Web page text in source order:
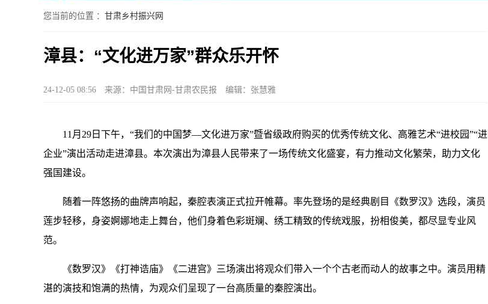
您当前的位置 ： 甘肃乡村振兴网
漳县：“文化进万家”群众乐开怀
24-12-05 08:56 来源：中国甘肃网-甘肃农民报 编辑：张慧雅
11月29日下午，“我们的中国梦—文化进万家”暨省级政府购买的优秀传统文化、高雅艺术“进校园”“进
企业”演出活动走进漳县。本次演出为漳县人民带来了一场传统文化盛宴，有力推动文化繁荣，助力文化
强国建设。
随着一阵悠扬的曲牌声响起，秦腔表演正式拉开帷幕。率先登场的是经典剧目《数罗汉》选段，演员
莲步轻移，身姿婀娜地走上舞台，他们身着色彩斑斓、绣工精致的传统戏服，扮相俊美，都尽显专业风
范。
《数罗汉》《打神诰庙》《二进宫》三场演出将观众们带入一个个古老而动人的故事之中。演员用精
湛的演技和饱满的热情，为观众们呈现了一台高质量的秦腔演出。